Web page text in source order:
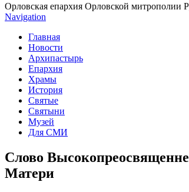
Орловская епархия Орловской митрополии
Navigation
Главная
Новости
Архипастырь
Епархия
Храмы
История
Святые
Святыни
Музей
Для СМИ
Слово
Матери